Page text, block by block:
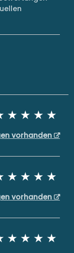
vorhanden
vorhanden